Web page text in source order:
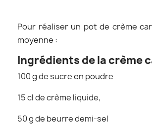
Pour réaliser un pot de crème
moyenne :
Ingrédients de la crème
100 g de sucre en poudre
15 cl de crème liquide,
50 g de beurre demi-sel